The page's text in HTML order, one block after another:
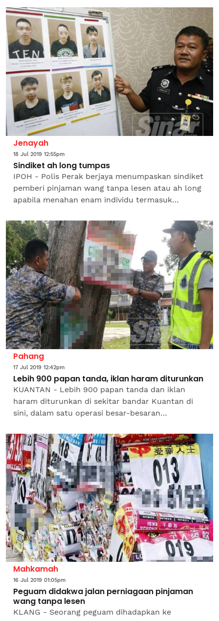
Ketua Jabatan...
Jenayah
18 Jul 2019 12:55pm
Sindiket ah long tumpas
IPOH - Polis Perak berjaya menumpaskan sindiket
pemberi pinjaman wang tanpa lesen atau ah long
apabila menahan enam individu termasuk
kondominium di...
Pahang
17 Jul 2019 12:42pm
Lebih 900 papan tanda, iklan haram diturunkan
KUANTAN - Lebih 900 papan tanda dan iklan
haram diturunkan di sekitar bandar Kuantan di
sini, dalam satu operasi besar-besaran
Kontinjen Pahang dan...
Mahkamah
16 Jul 2019 01:05pm
Peguam didakwa jalan perniagaan pinjaman
wang tanpa lesen
KLANG - Seorang peguam dihadapkan ke